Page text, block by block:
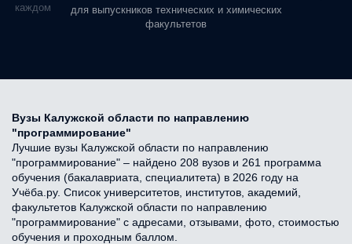
в каждом
для выпускников технических и химических
факультетов
Вузы Калужской области по направлению
"программирование"
Лучшие вузы Калужской области по направлению
"программирование" – найдено 208 вузов и 261 программа
обучения (бакалавриата, специалитета) в 2026 году на
Учёба.ру. Список университетов, институтов, академий,
факультетов Калужской области по направлению
"программирование" с адресами, отзывами, фото, стоимостью
обучения и проходным баллом.